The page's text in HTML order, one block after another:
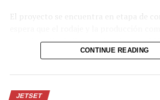
El proyecto se encuentra en etapa de
y que la película llegue a los cines en
todavía no existe un calendario oficial.
definido por la productora.
CONTINUE READING
JETSET